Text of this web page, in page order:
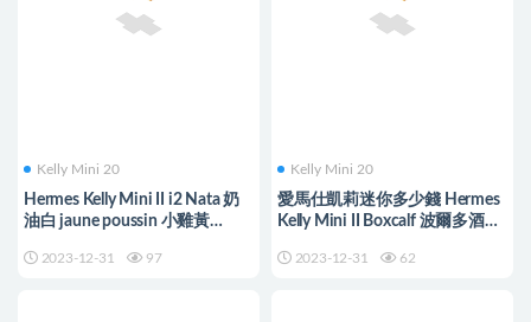
Kelly Mini 20
Hermes Kelly Mini II i2 Nata 奶
油白 jaune poussin 小雞黃
2023-12-31 97
Kelly Mini 20
愛馬仕凱莉迷你多少錢 Hermes
Kelly Mini II Boxcalf 波爾多酒紅
2023-12-31 62